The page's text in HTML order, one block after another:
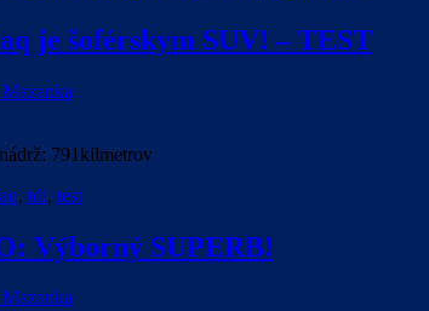
je šoférskym SUV! – TEST
791kilmetrov
, tdi, test
Výborný SUPERB!